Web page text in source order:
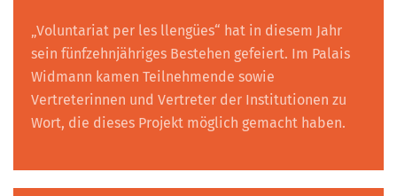
„Voluntariat per les llengües“ hat in diesem Jahr
sein fünfzehnjähriges Bestehen gefeiert. Im Palais
Widmann kamen Teilnehmende sowie
Vertreterinnen und Vertreter der Institutionen zu
Wort, die dieses Projekt möglich gemacht haben.